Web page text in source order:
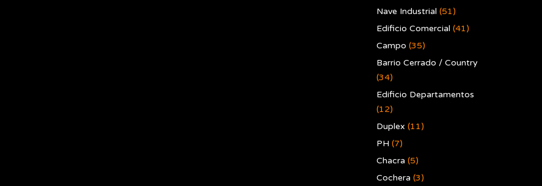
Nave Industrial (51)
Edificio Comercial (41)
Campo (35)
Barrio Cerrado / Country
(34)
Edificio Departamentos
(12)
Duplex (11)
PH (7)
Chacra (5)
Cochera (3)